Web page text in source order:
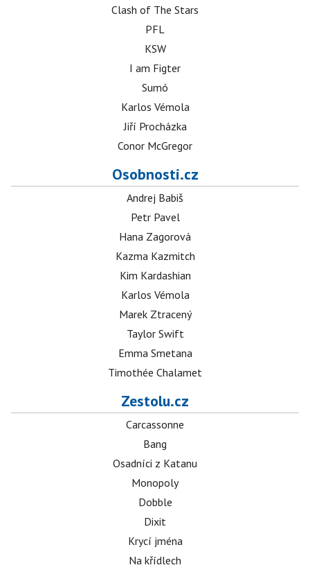
Clash of The Stars
PFL
KSW
I am Figter
Sumó
Karlos Vémola
Jiří Procházka
Conor McGregor
Osobnosti.cz
Andrej Babiš
Petr Pavel
Hana Zagorová
Kazma Kazmitch
Kim Kardashian
Karlos Vémola
Marek Ztracený
Taylor Swift
Emma Smetana
Timothée Chalamet
Zestolu.cz
Carcassonne
Bang
Osadníci z Katanu
Monopoly
Dobble
Dixit
Krycí jména
Na křídlech